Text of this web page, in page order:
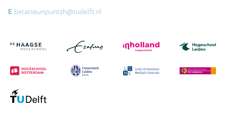
E betasteunpuntzh@tudelft.nl